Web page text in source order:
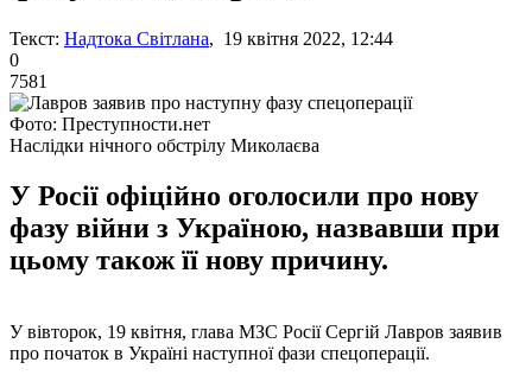
Текст: Надтока Світлана, 19 квітня 2022, 12:44
0
7581
Фото: Преступности.нет
Наслідки нічного обстрілу Миколаєва
У Росії офіційно оголосили про нову
фазу війни з Україною, назвавши при
цьому також її нову причину.
У вівторок, 19 квітня, глава МЗС Росії Сергій Лавров заявив
про початок в Україні наступної фази спецоперації.